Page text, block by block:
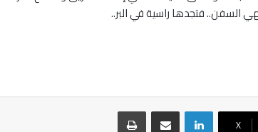
السفن.. فتجدها راسية في البر..
‫X
لينكدإن مشاركة عبر البريد طباعة